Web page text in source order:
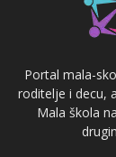
Portal mala-
roditelje i decu,
Mala škola